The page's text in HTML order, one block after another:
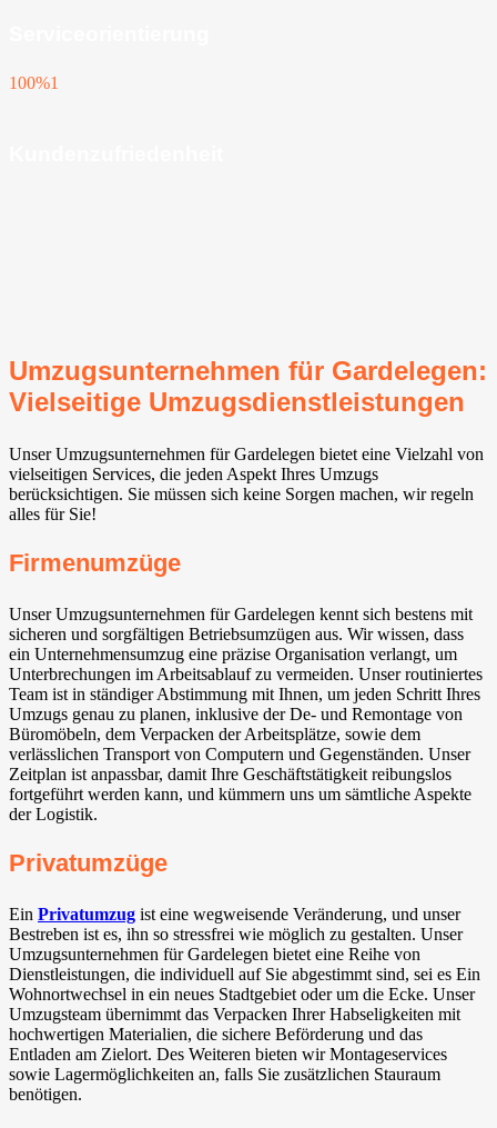
100%1
Umzugsunternehmen für Gardelegen:
Vielseitige Umzugsdienstleistungen
Unser Umzugsunternehmen für Gardelegen bietet eine Vielzahl von
vielseitigen Services, die jeden Aspekt Ihres Umzugs
berücksichtigen. Sie müssen sich keine Sorgen machen, wir regeln
alles für Sie!
Firmenumzüge
Unser Umzugsunternehmen für Gardelegen kennt sich bestens mit
sicheren und sorgfältigen Betriebsumzügen aus. Wir wissen, dass
ein Unternehmensumzug eine präzise Organisation verlangt, um
Unterbrechungen im Arbeitsablauf zu vermeiden. Unser routiniertes
Team ist in ständiger Abstimmung mit Ihnen, um jeden Schritt Ihres
Umzugs genau zu planen, inklusive der De- und Remontage von
Büromöbeln, dem Verpacken der Arbeitsplätze, sowie dem
verlässlichen Transport von Computern und Gegenständen. Unser
Zeitplan ist anpassbar, damit Ihre Geschäftstätigkeit reibungslos
fortgeführt werden kann, und kümmern uns um sämtliche Aspekte
der Logistik.
Privatumzüge
Ein Privatumzug ist eine wegweisende Veränderung, und unser
Bestreben ist es, ihn so stressfrei wie möglich zu gestalten. Unser
Umzugsunternehmen für Gardelegen bietet eine Reihe von
Dienstleistungen, die individuell auf Sie abgestimmt sind, sei es Ein
Wohnortwechsel in ein neues Stadtgebiet oder um die Ecke. Unser
Umzugsteam übernimmt das Verpacken Ihrer Habseligkeiten mit
hochwertigen Materialien, die sichere Beförderung und das
Entladen am Zielort. Des Weiteren bieten wir Montageservices
sowie Lagermöglichkeiten an, falls Sie zusätzlichen Stauraum
benötigen.